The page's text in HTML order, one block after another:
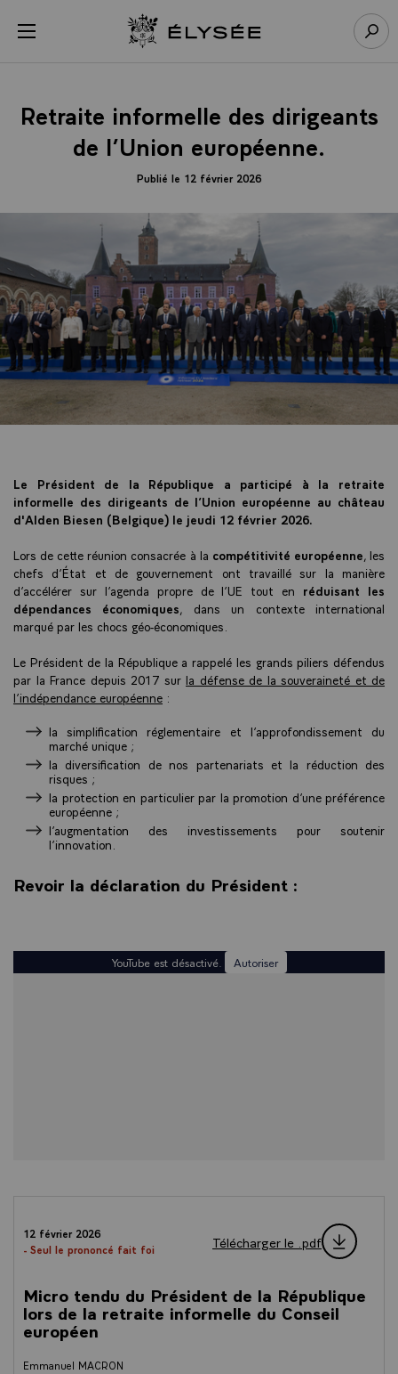
menu Retour à l’accueil Élysée
Retraite informelle des dirigeants
de l’Union européenne.
Publié le 12 février 2026
Le Président de la République a participé à la retraite
informelle des dirigeants de l’Union européenne au château
d'Alden Biesen (Belgique) le jeudi 12 février 2026.
Lors de cette réunion consacrée à la compétitivité européenne , les
chefs d’État et de gouvernement ont travaillé sur la manière
d’accélérer sur l’agenda propre de l’UE tout en réduisant les
dépendances économiques , dans un contexte international
marqué par les chocs géo-économiques.
Le Président de la République a rappelé les grands piliers défendus
par la France depuis 2017 sur la défense de la souveraineté et de
l’indépendance européenne :
la simplification réglementaire et l’approfondissement du
marché unique ;
la diversification de nos partenariats et la réduction des
risques ;
la protection en particulier par la promotion d’une préférence
européenne ;
l’augmentation des investissements pour soutenir
l’innovation.
Revoir la déclaration du Président :
YouTube est désactivé. Autoriser
12 février 2026
- Seul le prononcé fait foi
Télécharger le .pdf
Micro tendu du Président de la République
lors de la retraite informelle du Conseil
européen
Emmanuel MACRON
Panneau de gestion des cookies